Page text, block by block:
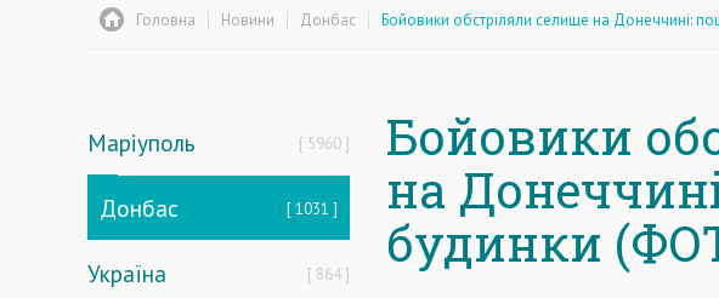
Головна Новини Донбас Бойовики обстріляли селище на Донеччині:
Маріуполь 5960
Донбас 1031
Україна 864
Бойовики
на
будинки